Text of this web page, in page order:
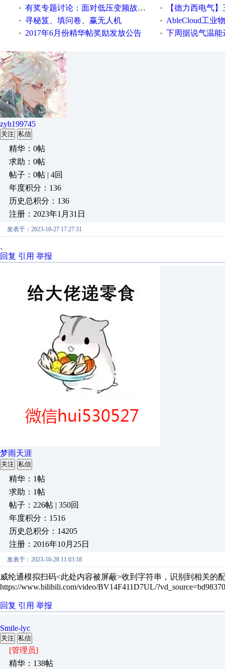
· 有奖专题讨论：面对低压变频故障，老手是这样解决的！ · 【德力西电气】三
· 寻秘笈、填问卷、赢无人机 · AbleCloud工业物联
· 2017年6月份精华帖奖励发放公告 · 下周据说气温能
zyh199745
关注 私信
精华：0帖
求助：0帖
帖子：0帖 | 4回
年度积分：136
历史总积分：136
注册：2023年1月31日
发表于：2023-10-27 17:27:31
。
回复 引用 举报
梦雨天涯
关注 私信
精华：1帖
求助：1帖
帖子：226帖 | 350回
年度积分：1516
历史总积分：14205
注册：2016年10月25日
发表于：2023-10-28 11:03:18
威纶通模拟扫码<此处内容被屏蔽>收到字符串，识别到相关的
https://www.bilibili.com/video/BV14F411D7UL/
回复 引用 举报
Smile-lyc
关注 私信
[管理员]
精华：138帖